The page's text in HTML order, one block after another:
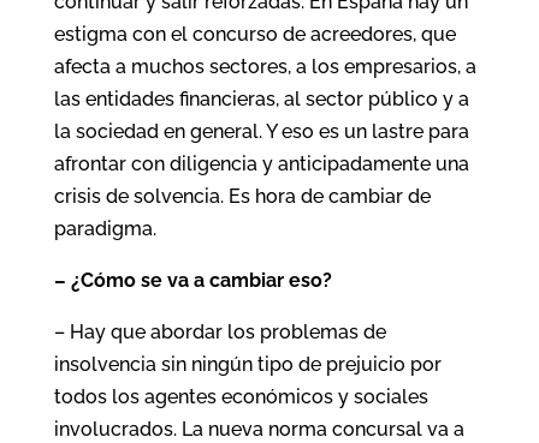
estigma con el concurso de acreedores, que
afecta a muchos sectores, a los empresarios, a
las entidades financieras, al sector público y a
la sociedad en general. Y eso es un lastre para
afrontar con diligencia y anticipadamente una
crisis de solvencia. Es hora de cambiar de
paradigma.
– ¿Cómo se va a cambiar eso?
– Hay que abordar los problemas de
insolvencia sin ningún tipo de prejuicio por
todos los agentes económicos y sociales
involucrados. La nueva norma concursal va a